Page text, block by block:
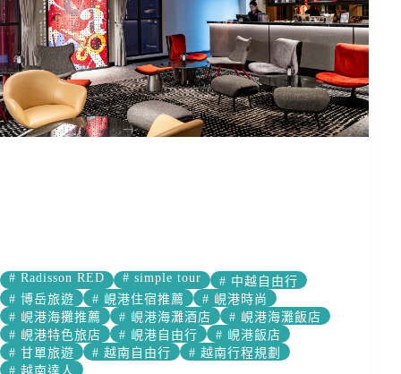
# Radisson RED # simple tour # 中越自由行
# 博岳旅遊 # 峴港住宿推薦 # 峴港時尚
# 峴港海攤推薦 # 峴港海灘酒店 # 峴港海灘飯店
# 峴港特色旅店 # 峴港自由行 # 峴港飯店
# 甘單旅遊 # 越南自由行 # 越南行程規劃
# 越南達人